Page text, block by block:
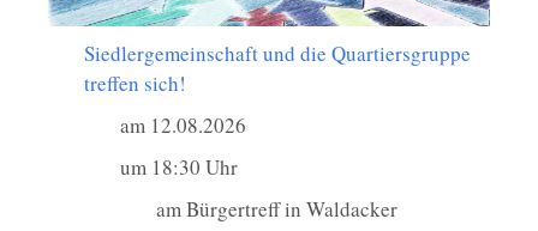
Siedlergemeinschaft und die Quartiersgruppe
treffen sich!
am 12.08.2026
um 18:30 Uhr
am Bürgertreff in Waldacker